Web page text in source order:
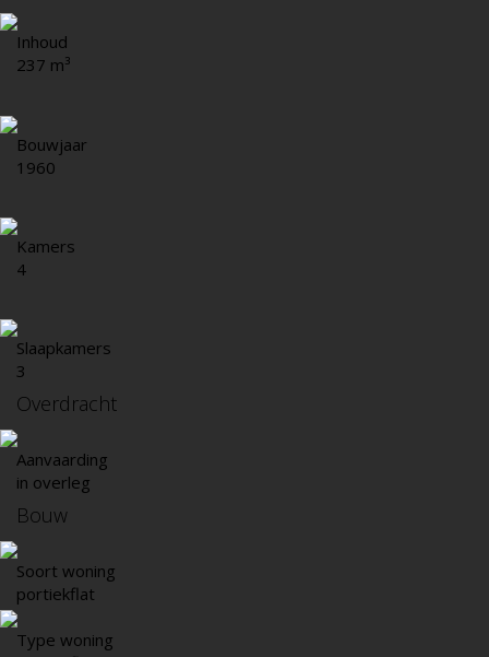
Inhoud
237 m³
Bouwjaar
1960
Kamers
4
Slaapkamers
3
Overdracht
Aanvaarding
in overleg
Bouw
Soort woning
portiekflat
Type woning